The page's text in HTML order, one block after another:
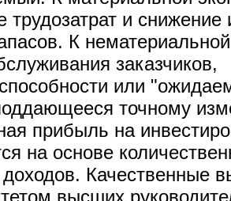
трудозатрат и снижение
К
заказчиков,
или
точному
прибыль на
на основе
Качественные
высших